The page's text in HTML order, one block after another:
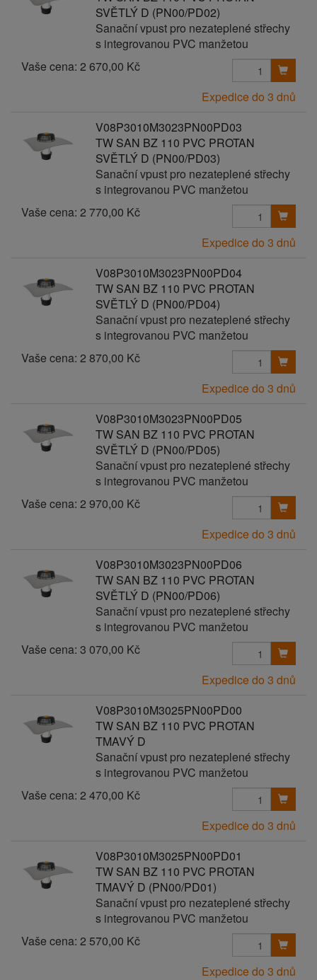
SVĚTLÝ D (PN00/PD02)
Sanační vpust pro nezateplené střechy
s integrovanou PVC manžetou
Vaše cena: 2 670,00 Kč
Expedice do 3 dnů
V08P3010M3023PN00PD03
TW SAN BZ 110 PVC PROTAN
SVĚTLÝ D (PN00/PD03)
Sanační vpust pro nezateplené střechy
s integrovanou PVC manžetou
Vaše cena: 2 770,00 Kč
Expedice do 3 dnů
V08P3010M3023PN00PD04
TW SAN BZ 110 PVC PROTAN
SVĚTLÝ D (PN00/PD04)
Sanační vpust pro nezateplené střechy
s integrovanou PVC manžetou
Vaše cena: 2 870,00 Kč
Expedice do 3 dnů
V08P3010M3023PN00PD05
TW SAN BZ 110 PVC PROTAN
SVĚTLÝ D (PN00/PD05)
Sanační vpust pro nezateplené střechy
s integrovanou PVC manžetou
Vaše cena: 2 970,00 Kč
Expedice do 3 dnů
V08P3010M3023PN00PD06
TW SAN BZ 110 PVC PROTAN
SVĚTLÝ D (PN00/PD06)
Sanační vpust pro nezateplené střechy
s integrovanou PVC manžetou
Vaše cena: 3 070,00 Kč
Expedice do 3 dnů
V08P3010M3025PN00PD00
TW SAN BZ 110 PVC PROTAN
TMAVÝ D
Sanační vpust pro nezateplené střechy
s integrovanou PVC manžetou
Vaše cena: 2 470,00 Kč
Expedice do 3 dnů
V08P3010M3025PN00PD01
TW SAN BZ 110 PVC PROTAN
TMAVÝ D (PN00/PD01)
Sanační vpust pro nezateplené střechy
s integrovanou PVC manžetou
Vaše cena: 2 570,00 Kč
Expedice do 3 dnů